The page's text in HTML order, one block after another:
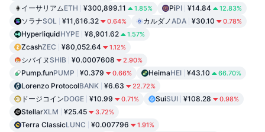
イーサリアムETH ¥300,899.11 1.85% PiPI ¥14.84 12.83%
ソラナSOL ¥11,616.32 0.64% カルダノADA ¥30.10 0.78%
HyperliquidHYPE ¥8,901.62 1.57%
ZcashZEC ¥80,052.64 1.12%
シバイヌ SHIB ¥0.0007608 2.90%
Pump.funPUMP ¥0.379 0.66% HeimaHEI ¥43.10 66.70%
Lorenzo ProtocolBANK ¥6.63 22.72%
ドージコインDOGE ¥10.99 0.71% SuiSUI ¥108.28 0.98%
StellarXLM ¥25.45 3.72%
Terra ClassicLUNC ¥0.007796 1.91%